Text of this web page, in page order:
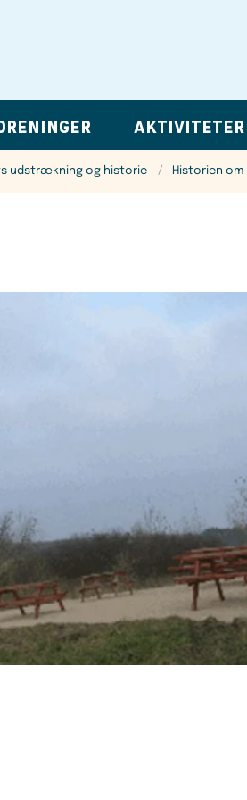
AKTIVITETER
udstrækning og historie Historien